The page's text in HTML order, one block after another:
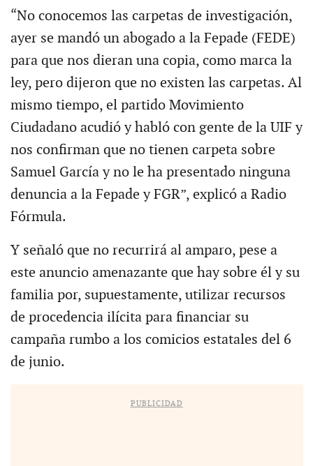
“No conocemos las carpetas de investigación,
ayer se mandó un abogado a la Fepade (FEDE)
para que nos dieran una copia, como marca la
ley, pero dijeron que no existen las carpetas. Al
mismo tiempo, el partido Movimiento
Ciudadano acudió y habló con gente de la UIF y
nos confirman que no tienen carpeta sobre
Samuel García y no le ha presentado ninguna
denuncia a la Fepade y FGR”, explicó a Radio
Fórmula.
Y señaló que no recurrirá al amparo, pese a
este anuncio amenazante que hay sobre él y su
familia por, supuestamente, utilizar recursos
de procedencia ilícita para financiar su
campaña rumbo a los comicios estatales del 6
de junio.
PUBLICIDAD